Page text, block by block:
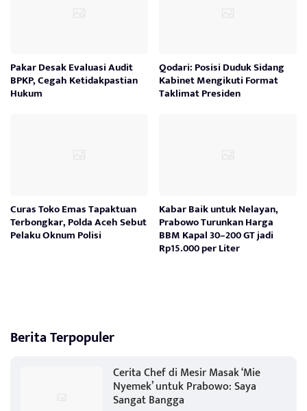
Pakar Desak Evaluasi Audit
BPKP, Cegah Ketidakpastian
Hukum
Qodari: Posisi Duduk Sidang
Kabinet Mengikuti Format
Taklimat Presiden
Curas Toko Emas Tapaktuan
Terbongkar, Polda Aceh Sebut
Pelaku Oknum Polisi
Kabar Baik untuk Nelayan,
Prabowo Turunkan Harga
BBM Kapal 30–200 GT jadi
Rp15.000 per Liter
Berita Terpopuler
Cerita Chef di Mesir Masak ‘Mie
Nyemek’ untuk Prabowo: Saya
Sangat Bangga